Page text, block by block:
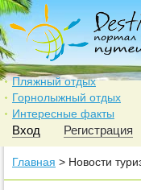
Пляжный отдых
Горнолыжный отдых
Интересные факты
Вход Регистрация
Главная > Новости